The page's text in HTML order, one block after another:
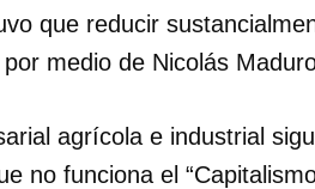
Para poder guardar como favorito,
cuenta de 14ymedio.
que reducir
medio de Nicolás
agrícola e industrial
no funciona el